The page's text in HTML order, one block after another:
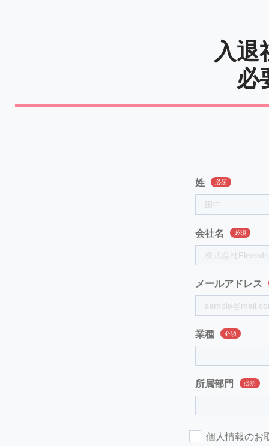
入退
必
姓
会社名
メールアドレス
業種
所属部門
個人情報のお